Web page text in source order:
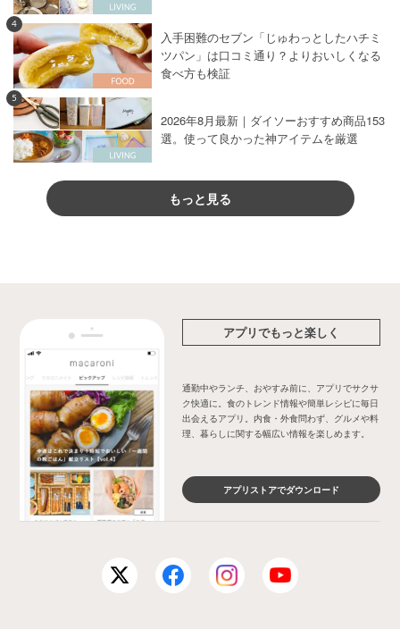
4
入手困難のセブン「じゅわっとしたハチミ
ツパン」は口コミ通り？よりおいしくなる
食べ方も検証
5
2026年8月最新｜ダイソーおすすめ商品153
選。使って良かった神アイテムを厳選
もっと見る
アプリでもっと楽しく
通勤中やランチ、おやすみ前に、アプリでサクサ
ク快適に。食のトレンド情報や簡単レシピに毎日
出会えるアプリ。内食・外食問わず、グルメや料
理、暮らしに関する幅広い情報を楽しめます。
アプリストアでダウンロード